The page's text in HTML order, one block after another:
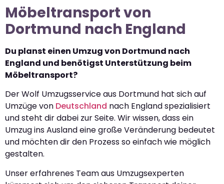
Möbeltransport von
Dortmund nach England
Du planst einen Umzug von Dortmund nach
England und benötigst Unterstützung beim
Möbeltransport?
Der Wolf Umzugsservice aus Dortmund hat sich auf
Umzüge von Deutschland nach England spezialisiert
und steht dir dabei zur Seite. Wir wissen, dass ein
Umzug ins Ausland eine große Veränderung bedeutet
und möchten dir den Prozess so einfach wie möglich
gestalten.
Unser erfahrenes Team aus Umzugsexperten